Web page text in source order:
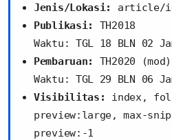
Jenis/Lokasi:
article/
Publikasi:
TH2018
Waktu: TGL 18 BLN 02
Pembaruan:
TH2020 (mod)
Waktu: TGL 29 BLN 06
Visibilitas:
index,
preview:large, max-
preview:-1